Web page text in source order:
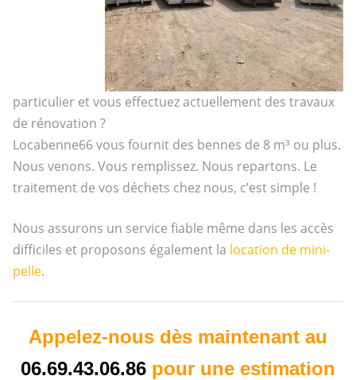
particulier et vous effectuez actuellement des travaux
de rénovation ?
Locabenne66 vous fournit des bennes de 8 m³ ou plus.
Nous venons. Vous remplissez. Nous repartons. Le
traitement de vos déchets chez nous, c’est simple !
Nous assurons un service fiable même dans les accès
difficiles et proposons également la location de mini-
pelle.
Appelez-nous dès maintenant au
06.69.43.06.86 pour une estimation